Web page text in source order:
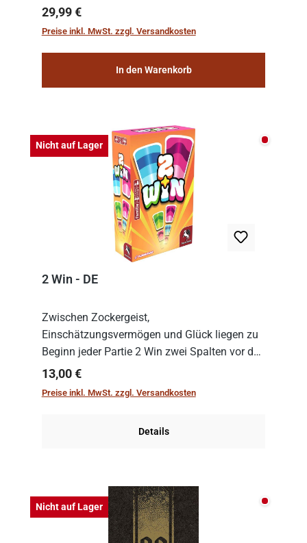
team of experts from the Vatican undertook
the meticulous job of cleaning and
Regulärer Preis:
29,99 €
Preise inkl. MwSt. zzgl. Versandkosten
In den Warenkorb
Nicht auf Lager Nicht
2 Win - DE
Zwischen Zockergeist,
Einschätzungsvermögen und Glück liegen zu
Beginn jeder Partie 2 Win zwei Spalten vor den
Spielenden aus, die es in die Höhe zu treiben
gilt. Doch das geht natürlich nur, solange man
Regulärer Preis:
13,00 €
Preise inkl. MwSt. zzgl. Versandkosten
Details
Nicht auf Lager Nicht